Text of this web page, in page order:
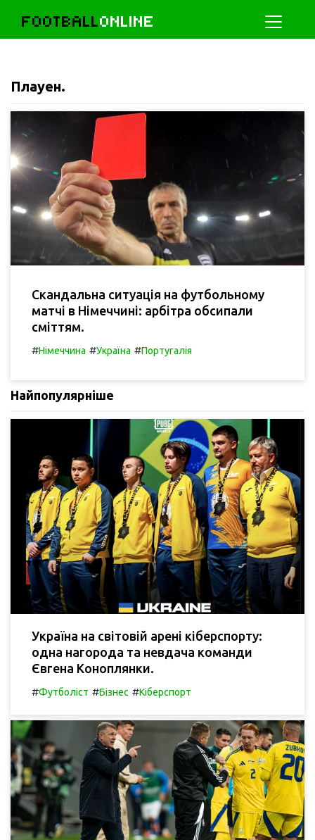
FOOTBALLONLINE
Плауен.
Скандальна ситуація на футбольному
матчі в Німеччині: арбітра обсипали
сміттям.
#Німеччина #Україна #Португалія
Найпопулярніше
Україна на світовій арені кіберспорту:
одна нагорода та невдача команди
Євгена Коноплянки.
#Футболіст #Бізнес #Кіберспорт